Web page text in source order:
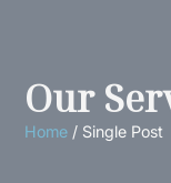
Our
Home / Single Post